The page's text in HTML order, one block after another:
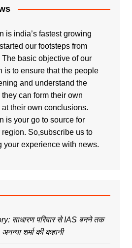
is india’s fastest growing
our footsteps from
basic objective of our
is to ensure that the people
and understand the
can form their own
their own conclusions.
is your go to source for
So,subscribe us to
your experience with news.
साधारण परिवार से IAS बनने तक
शर्मा की कहानी